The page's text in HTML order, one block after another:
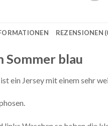
REZENSIONEN
Sommer blau
ein Jersey mit einem sehr